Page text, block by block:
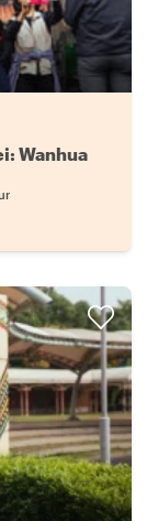
Wanhua